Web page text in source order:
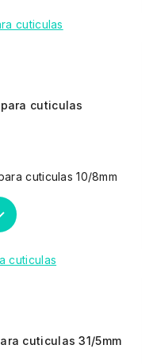
para cuticulas
cuticulas 10/8mm
cuticulas 31/5mm